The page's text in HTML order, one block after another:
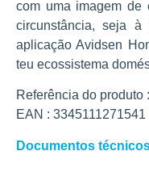
com uma imagem de
circunstância, seja
aplicação Avidsen
teu ecossistema
Referência do produto
EAN : 3345111271541
Documentos